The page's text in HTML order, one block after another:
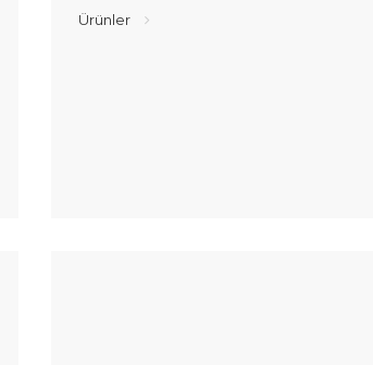
Ürünler